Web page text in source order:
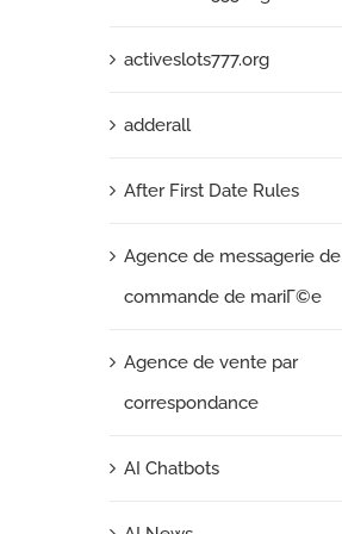
activeslots777.org
adderall
After First Date Rules
Agence de messagerie de
commande de mariГ©e
Agence de vente par
correspondance
AI Chatbots